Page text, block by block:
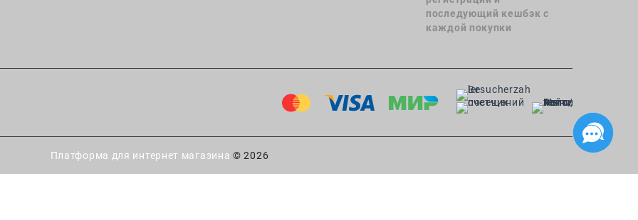
последующий кешбэк с
каждой покупки
Платформа для интернет магазина © 2026